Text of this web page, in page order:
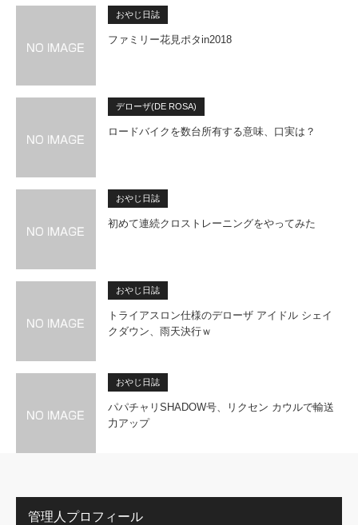
おやじ日誌
ファミリー花見ポタin2018
デローザ(DE ROSA)
ロードバイクを数台所有する意味、口実は？
おやじ日誌
初めて連続クロストレーニングをやってみた
おやじ日誌
トライアスロン仕様のデローザ アイドル シェイ
クダウン、雨天決行ｗ
おやじ日誌
パパチャリSHADOW号、リクセン カウルで輸送
力アップ
管理人プロフィール